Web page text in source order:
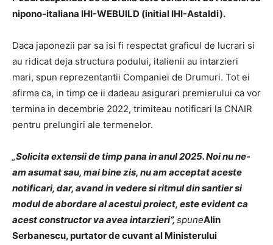
nipono-italiana IHI-WEBUILD (initial IHI-Astaldi).
Daca japonezii par sa isi fi respectat graficul de lucrari si
au ridicat deja structura podului, italienii au intarzieri
mari, spun reprezentantii Companiei de Drumuri. Tot ei
afirma ca, in timp ce ii dadeau asigurari premierului ca vor
termina in decembrie 2022, trimiteau notificari la CNAIR
pentru prelungiri ale termenelor.
„Solicita extensii de timp pana in anul 2025. Noi nu ne-
am asumat sau, mai bine zis, nu am acceptat aceste
notificari, dar, avand in vedere si ritmul din santier si
modul de abordare al acestui proiect, este evident ca
acest constructor va avea intarzieri”, spuneAlin
Serbanescu, purtator de cuvant al Ministerului